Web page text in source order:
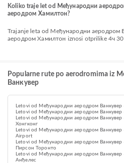
Koliko traje let od Међународни
аеродром Хамилтон?
Trajanje leta od Међународни аеродром Ванкувер do Међународни
аеродром Хамилтон iznosi otprilike 4ч
Popularne rute po aerodromima iz
Ванкувер
Letovi od Међународни аеродром
Letovi od Међународни аеродром
Letovi od Међународни аеродром
Хонгконг
Letovi od Међународни аеродром Ванкувер
Airport
Letovi od Међународни аеродром
Пирсон Торонто
Letovi od Међународни аеродром
Анђелес